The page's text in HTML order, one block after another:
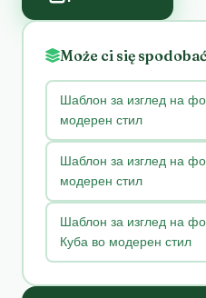
Może ci się spodobać
Шаблон за изглед на
модерен стил
Шаблон за изглед на
модерен стил
Шаблон за изглед на
Куба во модерен стил